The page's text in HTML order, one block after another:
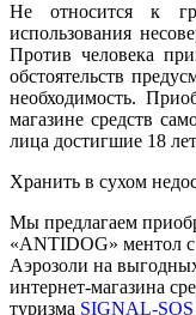
Не относится к
использования
Против человека
обстоятельств
необходимость.
магазине средств
лица достигшие 18
Хранить в сухом
Мы предлагаем
«ANTIDOG» ментол
Аэрозоли на
интернет-магазина
туризма SIGNAL-SOS